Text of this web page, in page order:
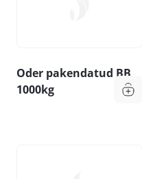
Oder pakendatud BB
1000kg